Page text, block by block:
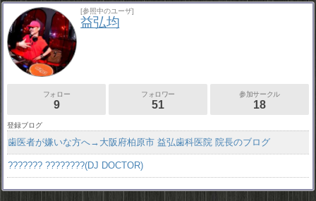
[参照中のユーザ]
益弘均
フォロー
9
フォロワー
51
参加サークル
18
登録ブログ
歯医者が嫌いな方へ→大阪府柏原市 益弘歯科医院 院長のブログ
??????? ????????(DJ DOCTOR)